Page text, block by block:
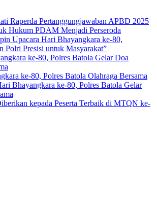
Raperda Pertanggungjawaban APBD 2025
Hukum PDAM Menjadi Perseroda
Upacara Hari Bhayangkara ke-80,
Polri Presisi untuk Masyarakat”
ke-80, Polres Batola Gelar Doa
ke-80, Polres Batola Olahraga Bersama
Bhayangkara ke-80, Polres Batola Gelar
kepada Peserta Terbaik di MTQN ke-